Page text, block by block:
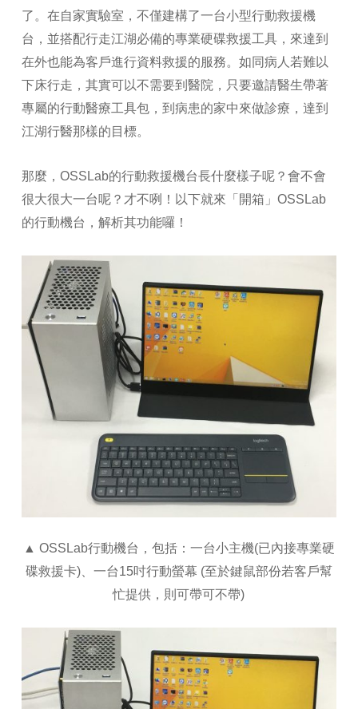
了。在自家實驗室，不僅建構了一台小型行動救援機
台，並搭配行走江湖必備的專業硬碟救援工具，來達到
在外也能為客戶進行資料救援的服務。如同病人若難以
下床行走，其實可以不需要到醫院，只要邀請醫生帶著
專屬的行動醫療工具包，到病患的家中來做診療，達到
江湖行醫那樣的目標。
那麼，OSSLab的行動救援機台長什麼樣子呢？會不會
很大很大一台呢？才不咧！以下就來「開箱」OSSLab
的行動機台，解析其功能囉！
▲ OSSLab行動機台，包括：一台小主機(已內接專業硬
碟救援卡)、一台15吋行動螢幕 (至於鍵鼠部份若客戶幫
忙提供，則可帶可不帶)